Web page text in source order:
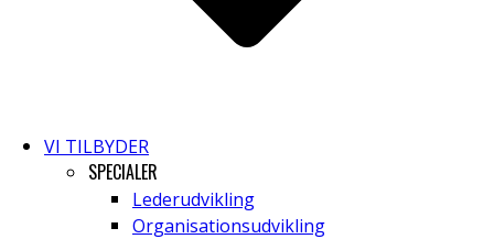
VI TILBYDER
SPECIALER
Lederudvikling
Organisationsudvikling